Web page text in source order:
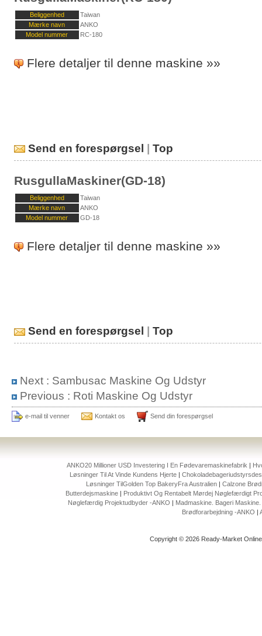
Beliggenhed
Taiwan
Mærke navn
ANKO
Model nummer
RC-180
Flere detaljer til denne maskine »»
Send en forespørgsel | Top
RusgullaMaskiner(GD-18)
Beliggenhed
Taiwan
Mærke navn
ANKO
Model nummer
GD-18
Flere detaljer til denne maskine »»
Send en forespørgsel | Top
Next : Sambusac Maskine Og Udstyr
Previous : Roti Maskine Og Udstyr
e-mail til venner Kontakt os Send din forespørgsel
ANKO20 Millioner USD Investering I En Fødevaremaskinefabrik
Løsninger Til At Vinde Kundens Hjerte
Løsninger TilGolden Top BakeryFra Australien |Calzone
Butterdejsmaskine
Produktivt Og Rentabelt Mørdej Nøglefærdigt
Nøglefærdig Projektudbyder -ANKO
Madmaskine. Bageri
Brødforarbejdning -ANKO
|
Copyright © 2026 Ready-Market